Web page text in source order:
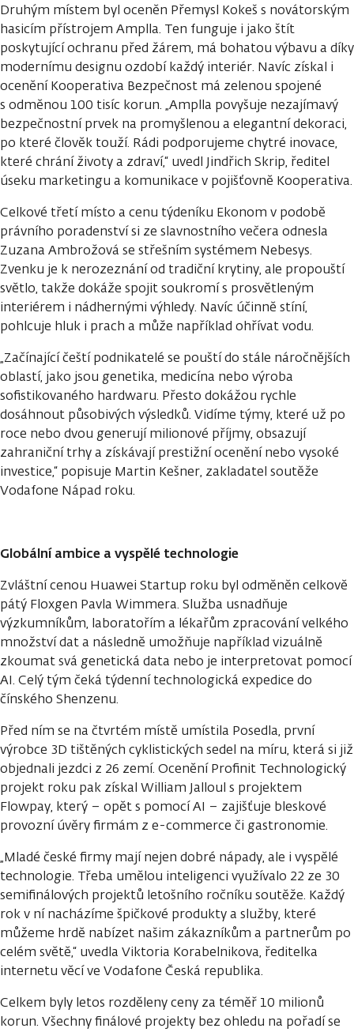
Druhým místem byl oceněn Přemysl Kokeš s novátorským
hasicím přístrojem Amplla. Ten funguje i jako štít
poskytující ochranu před žárem, má bohatou výbavu a díky
modernímu designu ozdobí každý interiér. Navíc získal i
ocenění Kooperativa Bezpečnost má zelenou spojené
s odměnou 100 tisíc korun. „Amplla povyšuje nezajímavý
bezpečnostní prvek na promyšlenou a elegantní dekoraci,
po které člověk touží. Rádi podporujeme chytré inovace,
které chrání životy a zdraví,“ uvedl Jindřich Skrip, ředitel
úseku marketingu a komunikace v pojišťovně Kooperativa.
Celkové třetí místo a cenu týdeníku Ekonom v podobě
právního poradenství si ze slavnostního večera odnesla
Zuzana Ambrožová se střešním systémem Nebesys.
Zvenku je k nerozeznání od tradiční krytiny, ale propouští
světlo, takže dokáže spojit soukromí s prosvětleným
interiérem i nádhernými výhledy. Navíc účinně stíní,
pohlcuje hluk i prach a může například ohřívat vodu.
„Začínající čeští podnikatelé se pouští do stále náročnějších
oblastí, jako jsou genetika, medicína nebo výroba
sofistikovaného hardwaru. Přesto dokážou rychle
dosáhnout působivých výsledků. Vidíme týmy, které už po
roce nebo dvou generují milionové příjmy, obsazují
zahraniční trhy a získávají prestižní ocenění nebo vysoké
investice,“ popisuje Martin Kešner, zakladatel soutěže
Vodafone Nápad roku.
Globální ambice a vyspělé technologie
Zvláštní cenou Huawei Startup roku byl odměněn celkově
pátý Floxgen Pavla Wimmera. Služba usnadňuje
výzkumníkům, laboratořím a lékařům zpracování velkého
množství dat a následně umožňuje například vizuálně
zkoumat svá genetická data nebo je interpretovat pomocí
AI. Celý tým čeká týdenní technologická expedice do
čínského Shenzenu.
Před ním se na čtvrtém místě umístila Posedla, první
výrobce 3D tištěných cyklistických sedel na míru, která si již
objednali jezdci z 26 zemí. Ocenění Profinit Technologický
projekt roku pak získal William Jalloul s projektem
Flowpay, který – opět s pomocí AI – zajišťuje bleskové
provozní úvěry firmám z e-commerce či gastronomie.
„Mladé české firmy mají nejen dobré nápady, ale i vyspělé
technologie. Třeba umělou inteligenci využívalo 22 ze 30
semifinálových projektů letošního ročníku soutěže. Každý
rok v ní nacházíme špičkové produkty a služby, které
můžeme hrdě nabízet našim zákazníkům a partnerům po
celém světě,“ uvedla Viktoria Korabelnikova, ředitelka
internetu věcí ve Vodafone Česká republika.
Celkem byly letos rozděleny ceny za téměř 10 milionů
korun. Všechny finálové projekty bez ohledu na pořadí se